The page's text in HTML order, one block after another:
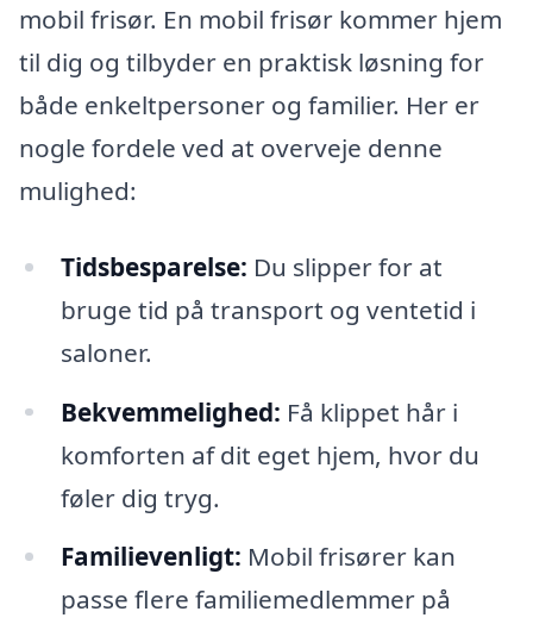
mobil frisør. En mobil frisør kommer hjem
til dig og tilbyder en praktisk løsning for
både enkeltpersoner og familier. Her er
nogle fordele ved at overveje denne
mulighed:
Tidsbesparelse: Du slipper for at
bruge tid på transport og ventetid i
saloner.
Bekvemmelighed: Få klippet hår i
komforten af dit eget hjem, hvor du
føler dig tryg.
Familievenligt: Mobil frisører kan
passe flere familiemedlemmer på